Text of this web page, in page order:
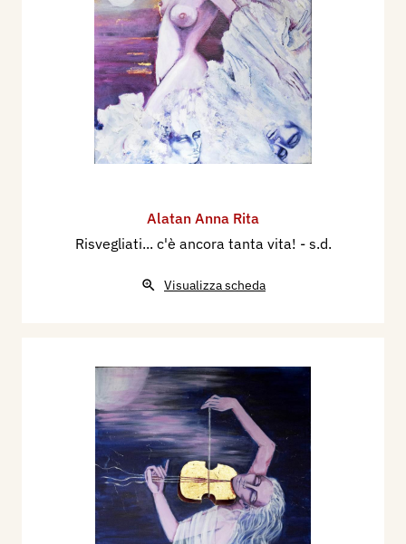
Alatan Anna Rita
Risvegliati... c'è ancora tanta vita! - s.d.
Visualizza scheda